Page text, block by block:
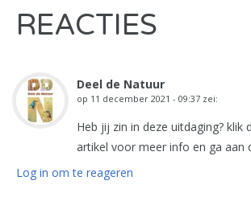
REACTIES
Deel de Natuur
op 11 december 2021 - 09:37 zei:
Heb jij zin in deze uitdaging? klik
artikel voor meer info en ga aan
Log in om te reageren